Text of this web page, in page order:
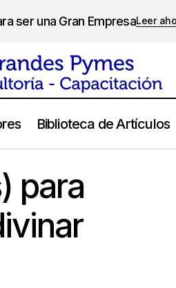
ser una Gran EmpresaLeer
Biblioteca de Artículos
(KPIs) para tomar decisiones sin
para